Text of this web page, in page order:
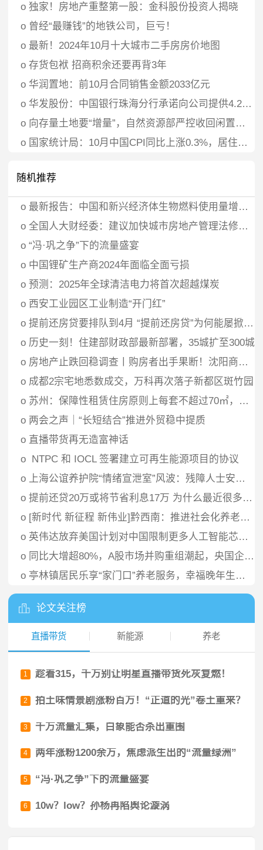
o 独家！房地产重整第一股：金科股份投资人揭晓
o 曾经“最赚钱”的地铁公司，巨亏！
o 最新！2024年10月十大城市二手房房价地图
o 存货包袱 招商积余还要再背3年
o 华润置地：前10月合同销售金额2033亿元
o 华发股份：中国银行珠海分行承诺向公司提供4.2亿元贷款资金专项用于股票回购
o 向存量土地要“增量”，自然资源部严控收回闲置土地再供应，房企建议“回收定价方面有一定政策倾斜”
o 国家统计局：10月中国CPI同比上涨0.3%，居住价格下降0.1%
随机推荐
o 最新报告：中国和新兴经济体生物燃料使用量增加推动了其增长
o 全国人大财经委：建议加快城市房地产管理法修法进程
o “冯·巩之争”下的流量盛宴
o 中国锂矿生产商2024年面临全面亏损
o 预测：2025年全球清洁电力将首次超越煤炭
o 西安工业园区工业制造“开门红”
o 提前还房贷要排队到4月 “提前还房贷”为何能屡掀高潮？
o 历史一刻！住建部财政部最新部署，35城扩至300城
o 房地产止跌回稳调查丨购房者出手果断！沈阳商品房销售面积出现单月同比正增长
o 成都2宗宅地悉数成交，万科再次落子新都区斑竹园
o 苏州：保障性租赁住房原则上每套不超过70㎡，不得上市销售或者变相销售
o 两会之声｜“长短结合”推进外贸稳中提质
o 直播带货再无造富神话
o NTPC 和 IOCL 签署建立可再生能源项目的协议
o
上海公谊养护院“情绪宣泄室”风波：残障人士安置引热议，官方迅速响应整改
o 提前还贷20万或将节省利息17万 为什么最近很多人提前还房贷？
o [新时代 新征程 新伟业]黔西南：推进社会化养老服务多元供给
o 英伟达放弃美国计划对中国限制更多人工智能芯片的报道
o 同比大增超80%，A股市场并购重组潮起，央国企加速布局战兴产业
o 亭林镇居民乐享“家门口”养老服务，幸福晚年生活新篇章
论文关注榜
直播带货 新能源 养老
1 趁着315，千万别让明星直播带货死灰复燃！
2 拍土味情景剧涨粉百万！“正道的光”卷土重来？
3 千万流量汇集，白象能否杀出重围
4 两年涨粉1200余万，焦虑派生出的“流量绿洲”
5 “冯·巩之争”下的流量盛宴
6 10w？low？孙杨再陷舆论漩涡